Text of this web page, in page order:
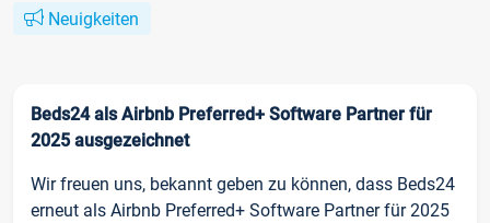
Neuigkeiten
Beds24 als Airbnb Preferred+ Software Partner für
2025 ausgezeichnet
Wir freuen uns, bekannt geben zu können, dass Beds24
erneut als Airbnb Preferred+ Software Partner für 2025